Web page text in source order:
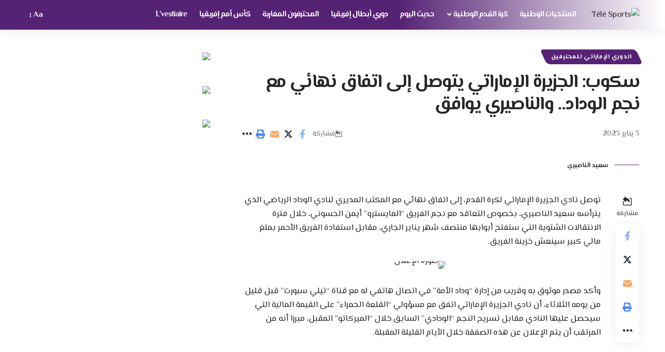
المنتخبات الوطنية كرة القدم الوطنية حديث اليوم دوري أبطال إفريقيا المحترفون المغاربة كأس أمم إفريقيا L’vestiaire
Aa
الدوري الإماراتي للمحترفين
سكوب: الجزيرة الإماراتي يتوصل إلى اتفاق نهائي مع
نجم الوداد.. والناصيري يوافق
3 يناير 2023 مشاركة
سعيد الناصيري
مشاركة
توصل نادي الجزيرة الإماراتي لكرة القدم، إلى اتفاق نهائي مع المكتب المديري لنادي الوداد الرياضي الذي
يترأسه سعيد الناصيري، بخصوص التعاقد مع نجم الفريق “المايسترو” أيمن الحسوني، خلال فترة
الانتقالات الشتوية التي ستفتح أبوابها منتصف شهر يناير الجاري، مقابل استفادة الفريق الأحمر بملغ
مالي كبير سينعش خزينة الفريق.
وأكد مصدر موثوق به وقريب من إدارة “وداد الأمة” في اتصال هاتفي له مع قناة “تيلي سبورت” قبل قليل
من يومه الثلاثاء، أن نادي الجزيرة الإماراتي اتفق مع مسؤولي “القلعة الحمراء” على القيمة المالية التي
سيحصل عليها النادي مقابل تسريح النجم “الودادي” السابق خلال “الميركاتو” المقبل، مبرزا أنه من
المرتقب أن يتم الإعلان عن هذه الصفقة خلال الأيام القليلة المقبلة.